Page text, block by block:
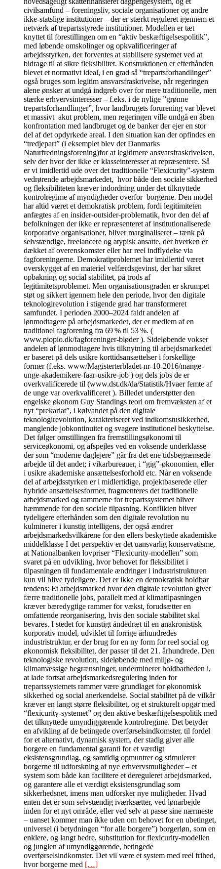
civilsamfund – foreningsliv, sociale organisationer og andre
ikke-statslige institutioner – der er stærkt reguleret igennem et
netværk af trepartsstyrede institutioner. Modellen er tæt
knyttet til forestillingen om en “aktiv beskæftigelsespolitik”,
med løbende omskolinger og opkvalificeringer af
arbejdsstyrken, der forventes at stabilisere systemet ved at
bidrage til at sikre fleksibilitet. Konstruktionen er efterhånden
blevet et normativt ideal, i en grad så “trepartsforhandlinger”
også bruges som legitim ansvarsfraskrivelse, når regeringen
alene ønsker at undgå indgreb over for mere traditionelle, men
stærke erhvervsinteresser – f.eks. i de nylige ”grønne
trepartsforhandlinger”, hvor landbrugets forurening var blevet
et massivt akut problem, men regeringen ville undgå en åben
konfrontation med landbruget og de banker der ejer en stor
del af det opdyrkede areal. I den situation kan der opfindes en
“tredjepart” (i eksemplet blev det Danmarks
Naturfredningsforening)for at legitimere ansvarsfraskrivelsen,
selv der hvor der ikke er klasseinteresser at repræsentere. Så
er vi imidlertid ude over det traditionelle “Flexicurity”-system
vedrørende arbejdsmarkedet, hvor både den sociale sikkerhed
og fleksibiliteten kræver indordning under det tilknyttede
kontrolregime af myndigheder overfor borgerne. Den model
har altid været et demokratisk problem, fordi legitimiteten
anfægtes af en insider-outsider-problematik, hvor den del af
befolkningen der ikke er repræsenteret af institutionaliserede
korporative organisationer, bliver marginaliseret – tænk på
selvstændige, freelancere og atypisk ansatte, der hverken er
dækket af overenskomster eller har reel indflydelse via
fagforeningerne. Demokratiproblemet har imidlertid været
overskygget af en materiel velfærdsgevinst, der har sikret
opbakning og social stabilitet, på trods af
legitimitetsproblemet. Men organisationsgraden er skrumpet
støt og sikkert igennem hele den periode, hvor den digitale
teknologirevolution i stigende grad har transformeret
samfundet. I perioden 2000–2024 faldt andelen af
lønmodtagere på arbejdsmarkedet, der er medlem af en
traditionel fagforening fra 69 % til 53 %. (
www.piopio.dk/fagforeninger-bløder ). Sideløbende vokser
andelen af lønmodtagere hvis tilknytning til arbejdsmarkedet
er baseret på dels usikre korttidsansættelser i forskellige
former (f.eks. www/Magisterterbladet-nr-10-2016/mange-
unge-akademikere-faar-usikre-job ) og dels jobs de er
overkvalificerede til (www.dst.dk/da/Statistik/Hvaer femte af
de unge var overkvalificeret ). Billedet understøtter den
engelske økonom Guy Standings teori om fremvæksten af et
nyt “prekariat”, i kølvandet på den digitale
teknologirevolution, karakteriseret ved indkomstusikkerhed,
manglende jobkontinuitet og svagere institutionel beskyttelse.
Det følger omstillingen fra fremstillingsøkonomi til
serviceøkonomi, og afspejles ved en voksende underklasse
der som “moderne daglejere” går fra det ene tidsbegrænsede
arbejde til det andet; i vikarbureauer, i “gig”-økonomien, eller
i usikre akademiske ansættelsesforhold etc. Når en voksende
del af arbejdsstyrken er i midlertidige, projektbaserede eller
hybride ansættelsesformer, fragmenteres det traditionelle
arbejdsmarked og rammerne for trepartssystemet bliver
hæmmende for den sociale tilpasning. Konflikten bliver
tydeligere efterhånden som den digitale revolution nu
kulminerer i kunstig intelligens, der også ændrer
arbejdsmarkedsvilkårene for den ellers beskyttede akademiske
middelklasse I det perspektiv er det uansvarlig konservatisme,
at Nationalbanken lovpriser “Flexicurity-modellen” som
svaret på en udvikling, hvor behovet for fleksibilitet i
tilpasningen til fundamentale ændringer i industristrukturen
kun vil blive tydeligere. Det er ikke en demokratisk holdbar
tendens: Et arbejdsmarked hvor den digitale revolution giver
færre traditionelle jobs, parallelt med at klimatilpasningen
kræver bæredygtige rammer for vækst, forudsætter en
omfattende reorganisering, hvis den sociale stabilitet skal
bevares. I stedet for kunstigt åndedræt til en anakronistisk
korporativ model, udviklet til forrige århundredes
industristruktur, er der brug for en ny form for reel social og
økonomisk fleksibilitet, der passer til det 21. århundrede. Den
teknologiske revolution, sideløbende med miljø- og
klimamæssige begrænsninger, underminerer holdbarheden i,
at lade fortsat arbejdsmarkedsregulering inden for
trepartssystemets rammer være grundlaget for økonomisk
sikkerhed og social anerkendelse. Social stabilitet på de vilkår
kræver en langt større fleksibilitet, og et strukturelt opgør med
“flexicurity-systemet” og den aktive beskæftigelsespolitik med
det tilknyttede umyndiggørende kontrolregime. Det betyder
en afvikling af de betingede overførselsindkomster, til fordel
for et alternativt, dynamisk system, der stadig giver alle
borgere en fundamental garanti for et værdigt
eksistensgrundlag, og samtidig opmuntrer og stimulerer
borgerne til udforskning af nye erhvervsmuligheder – et
system som både kan facilitere et dereguleret arbejdsmarked,
og garantere alle et værdigt eksistensgrundlag som
sikkerhedsnet, imens man udforsker nye muligheder. Hvad
enten det er som selvstændig iværksætter, ved lønarbejde
inden for et nyt område, eller ved selv at passe sine nærmeste
– uanset kommer man ikke uden om behovet for en ubetinget,
universel (i betydningen “for alle borgere”) borgerløn, som en
enklere, og langt bedre, substitution for flexicurity-modellen
og junglen af umyndiggørende, betingede
overførselsindkomster. Det vil være et system med reel frihed,
hvor borgerne med […]